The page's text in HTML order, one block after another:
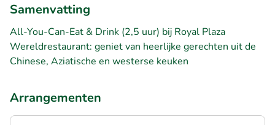
Samenvatting
All-You-Can-Eat & Drink (2,5 uur) bij Royal Plaza
Wereldrestaurant: geniet van heerlijke gerechten uit de
Chinese, Aziatische en westerse keuken
Arrangementen